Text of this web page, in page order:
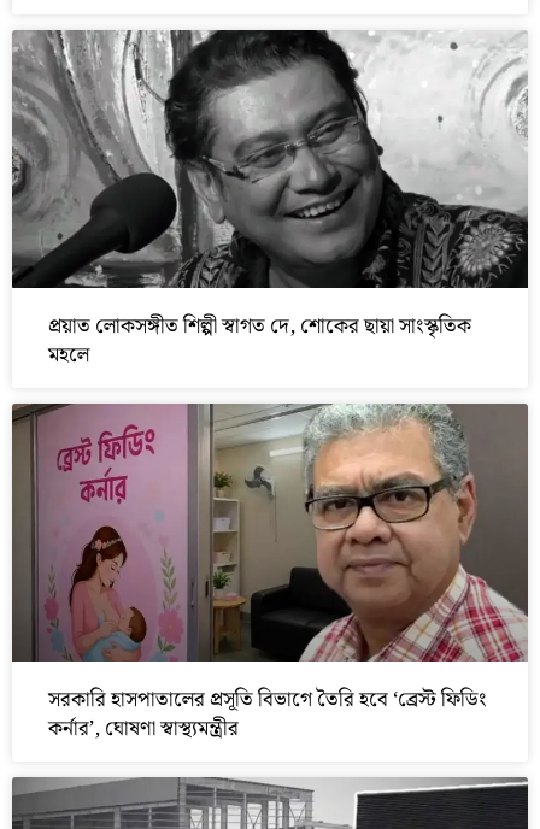
প্রয়াত লোকসঙ্গীত শিল্পী স্বাগত দে, শোকের ছায়া সাংস্কৃতিক
মহলে
সরকারি হাসপাতালের প্রসূতি বিভাগে তৈরি হবে ‘ব্রেস্ট ফিডিং
কর্নার’, ঘোষণা স্বাস্থ্যমন্ত্রীর